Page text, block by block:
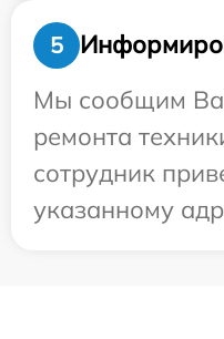
5
Мы сообщим
ремонта
сотрудник
указанному